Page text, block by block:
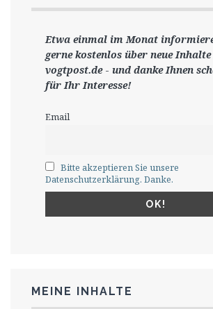
Etwa einmal im Monat
gernekostenlos über neue
vogtpost.de- und danke Ihnen
für Ihr Interesse!
Email
Bitte akzeptieren Sie unsere
Datenschutzerklärung. Danke.
MEINE INHALTE